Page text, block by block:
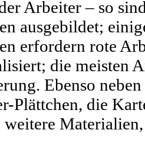
Arbeiter – so
ausgebildet;
erfordern rote
die meisten
Ebenso
Plättchen, die